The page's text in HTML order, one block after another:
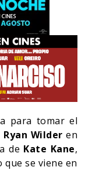
para tomar el
Ryan Wilder en
de Kate Kane,
que se viene en